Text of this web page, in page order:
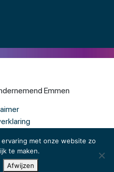
met onze website zo
te maken.
Afwijzen
Emmen
van Webba